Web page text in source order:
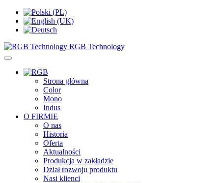
RGB Technology
Strona główna
Color
Mono
Indus
O FIRMIE
O nas
Historia
Oferta
Aktualności
Produkcja w zakładzie
Dział rozwoju produktu
Nasi klienci